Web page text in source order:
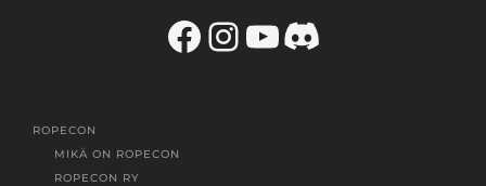
Facebook
Instagram
YouTube
Discord
ROPECON
MIKÄ ON ROPECON
ROPECON RY